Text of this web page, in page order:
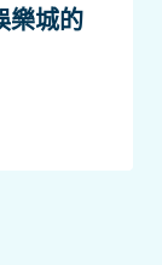
樂城的